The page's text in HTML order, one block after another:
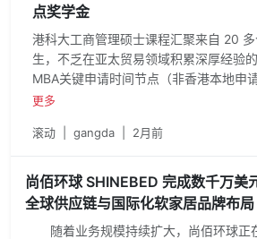
点奖学金
港科大工商管理硕士课程汇聚来自 20
生，不乏在亚太贸易领域积累深厚经验
MBA关键申请时间节点（非香港本地申
动招生申请截止：2026年5月28日非全
生申请截止：2026年6月2日有 11 个学
世界大学学科排名 2026》中，涵盖人
“计算机科学” 领域连续十年蝉联全港第一
更多
滚动 gangda 2月前
尚佰环球 SHINEBED 完成数千万美
全球供应链与国际化软家居品牌布局
随着业务规模持续扩大，尚佰环球正